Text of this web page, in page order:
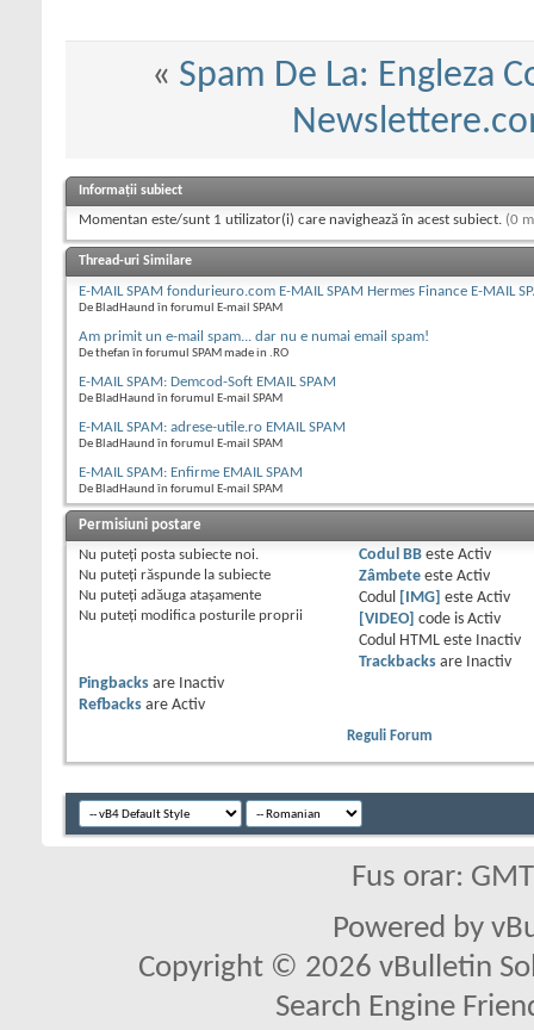
« Spam De La: Engleza
Informații subiect
Momentan este/sunt 1 utilizator(i) care navighează în acest subiect. (0
Thread-uri Similare
E-MAIL SPAM fondurieuro.com E-MAIL SPAM Hermes Finance E-MAIL
De BladHaund în forumul E-mail SPAM
Am primit un e-mail spam... dar nu e numai email spam!
De thefan în forumul SPAM made in .RO
E-MAIL SPAM: Demcod-Soft EMAIL SPAM
De BladHaund în forumul E-mail SPAM
E-MAIL SPAM: adrese-utile.ro EMAIL SPAM
De BladHaund în forumul E-mail SPAM
E-MAIL SPAM: Enfirme EMAIL SPAM
De BladHaund în forumul E-mail SPAM
Permisiuni postare
Nu puteţi posta subiecte noi.
Nu puteţi răspunde la subiecte
Nu puteţi adăuga ataşamente
Nu puteţi modifica posturile proprii
Codul BBeste Activ
Zâmbeteeste Activ
Codul
[IMG] este Activ
[VIDEO]
code is Activ
Codul HTML este
Inactiv
Trackbacksare
Inactiv
Pingbacks are
Inactiv
Refbacks are Activ
Reguli Forum
Fus orar:
Powered by
Copyright © 2026 vBulletin
Search Engine